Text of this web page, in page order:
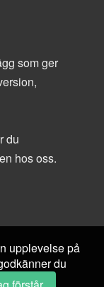
som ger
du
hos oss.
upplevelse på
du